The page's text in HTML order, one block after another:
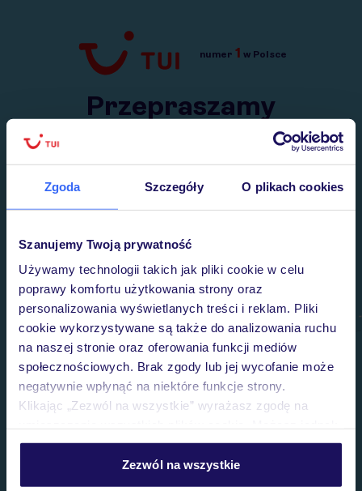
Zgoda Szczegóły O plikach cookies
Szanujemy Twoją prywatność
Używamy technologii takich jak pliki cookie w celu
poprawy komfortu użytkowania strony oraz
personalizowania wyświetlanych treści i reklam. Pliki
cookie wykorzystywane są także do analizowania ruchu
na naszej stronie oraz oferowania funkcji mediów
społecznościowych. Brak zgody lub jej wycofanie może
negatywnie wpłynąć na niektóre funkcje strony.
Klikając „Zezwól na wszystkie” wyrażasz zgodę na
personalizować swój wybór wchodząc w zakładkę
Szczegółowe informacje o plikach cookie znajdziesz
Zezwól na wszystkie
Przejdź do TUI.pl
numer 1 w Polsce
Przepraszamy
Wysłaliśmy nasz serwis na krótkie wakacje.